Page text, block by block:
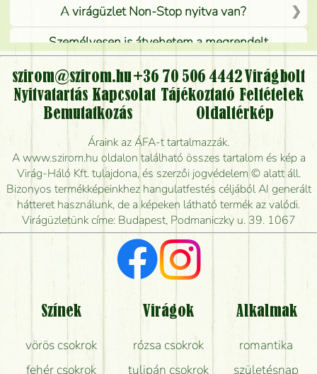
A virágüzlet Non-Stop nyitva van?
Személyesen is átvehetem a megrendelt
virágcsokrot, vagy csak virágküldéssel, kiszállítással
kérhető?
Vidékre is lehet rendelni?
Meddig rendelhetek virágküldést úgy, hogy még ma
kiszállítsák?
Mennyire gyorsan tudják elkészíteni a csokrot, és
mikor tudják leghamarabb kiszállítani?
Vörös rózsát keresek, van önöknél?
Milyen visszajelzést kapok a virágküldésről?
Tényleg azt kapom, ami a képen van?
Mit kell tudni a virágcsokrok szállításáról?
Hogy marad a lehető legtovább friss a csokor?
szirom@szirom.hu +36 70 506 4442 Virágbolt
Nyitvatartás Kapcsolat Tájékoztató Feltételek
Bemutatkozás
Oldaltérkép
Áraink az ÁFA-t tartalmazzák.
A www.szirom.hu oldalon található összes tartalom és kép a
Virág-Háló Kft. tulajdona, és szerzői jogvédelem © alatt áll.
Bizonyos termékképeinkhez hangulatfestés céljából AI generált
hátteret használunk, de a képeken látható termék az valódi.
Virágüzletünk címe: Budapest, Podmaniczky u. 39. 1067
Színek
vörös csokrok
fehér csokrok
Virágok
rózsa csokrok
tulipán csokrok
Alkalmak
romantika
születésnap